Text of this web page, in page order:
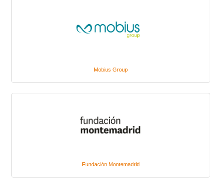
Mobius Group
Fundación Montemadrid